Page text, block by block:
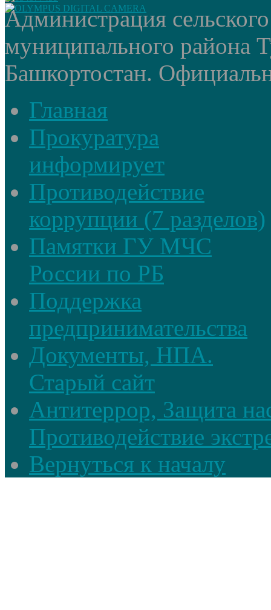
Администрация
муниципального района
Башкортостан.
Главная
Прокуратура
информирует
Противодействие
коррупции (7 разделов)
Памятки ГУ МЧС
России по РБ
Поддержка
предпринимательства
Документы, НПА.
Старый сайт
Антитеррор, Защита
Противодействие
Вернуться к началу